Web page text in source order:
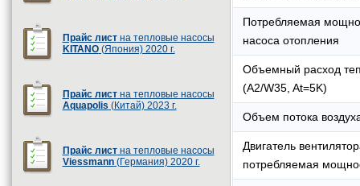
Прайс листна тепловые насосы
KITANO(Япония) 2020 г.
Прайс листна тепловые насосы
Aquapolis (Китай) 2023 г.
Прайс листна тепловые насосы
Viessmann(Германия) 2020 г.
Потребляемая
насоса отопления
Объемный расход
(A2/W35, At=5K)
Объем потока
Двигатель
потребляемая